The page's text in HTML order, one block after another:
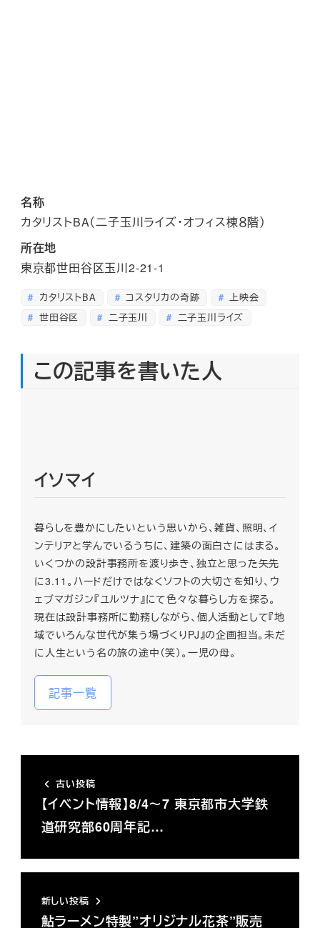
名称
カタリストBA（二子玉川ライズ・オフィス棟８階）
所在地
東京都世田谷区玉川2-21-1
カタリストBA コスタリカの奇跡
上映会
世田谷区
二子玉川 二子玉川ライズ
この記事を書いた人
イソマイ
暮らしを豊かにしたいという思いから、雑貨、照明、イ
ンテリアと学んでいるうちに、建築の面白さにはまる。
いくつかの設計事務所を渡り歩き、独立と思った矢先
に3.11。ハードだけではなくソフトの大切さを知り、ウ
ェブマガジン『ユルツナ』にて色々な暮らし方を探る。
現在は設計事務所に勤務しながら、個人活動として『地
域でいろんな世代が集う場づくりPJ』の企画担当。未だ
に人生という名の旅の途中（笑）。一児の母。
記事一覧
古い投稿
【イベント情報】8/4～7 東京都市大学鉄
道研究部60周年記…
新しい投稿
鮎ラーメン特製”オリジナル花茶”販売